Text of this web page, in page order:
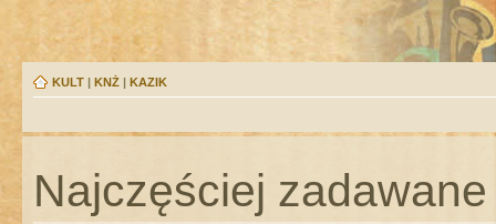
KULT | KNŻ | KAZIK
Najczęściej